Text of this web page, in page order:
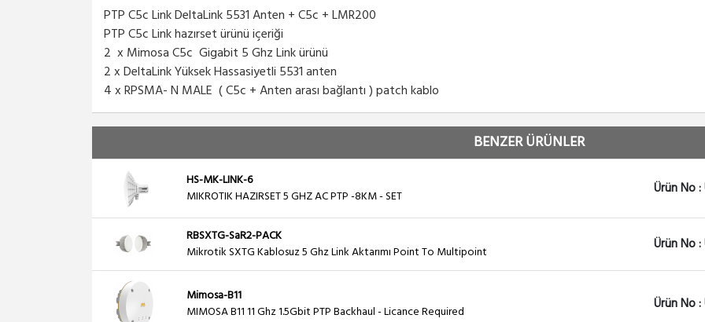
PTP C5c Link DeltaLink 5531 Anten + C5c + LMR200
PTP C5c Link hazırset ürünü içeriği
2 x Mimosa C5c Gigabit 5 Ghz Link ürünü
2 x DeltaLink Yüksek Hassasiyetli 5531 anten
4 x RPSMA- N MALE ( C5c + Anten arası bağlantı ) patch kablo
BENZER ÜRÜNLER
HS-MK-LINK-6
MIKROTIK HAZIRSET 5 GHZ AC PTP -8KM - SET
Ürün No :
RBSXTG-SaR2-PACK
Mikrotik SXTG Kablosuz 5 Ghz Link Aktarımı Point To Multipoint
Ürün No
Mimosa-B11
MIMOSA B11 11 Ghz 1.5Gbit PTP Backhaul - Licance Required
Ürün No :